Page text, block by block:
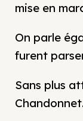
mise en
On parle
furent
Sans plus